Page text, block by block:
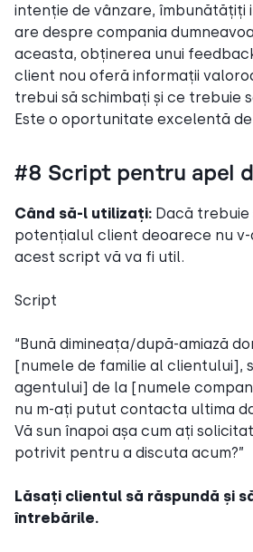
intenție de vânzare, îmbunătățiți
are despre compania
aceasta, obținerea unui
client nou oferă informații
trebui să schimbați și ce trebuie
Este o oportunitate excelentă
#8 Script pentru apel
Când să-l utilizați: Dacă trebuie
potențialul client deoarece nu
acest script vă va fi util.
Script
“Bună dimineața/după-amiază
[numele de familie al clientului],
agentului] de la [numele
nu m-ați putut contacta ultima
Vă sun înapoi așa cum ați
potrivit pentru a discuta acum?”
Lăsați clientul să răspundă și
întrebările.